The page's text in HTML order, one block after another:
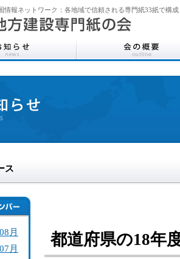
情報ネットワーク：各地域で信頼される専門紙33紙で構成
ス
月
月
都道府県の18年